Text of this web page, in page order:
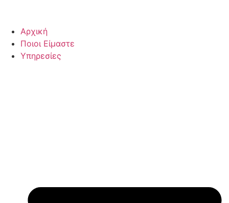
Αρχική
Ποιοι Είμαστε
Υπηρεσίες